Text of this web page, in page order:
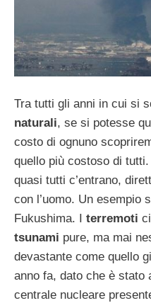
Tra tutti gli anni in cui si
naturali, se si potesse
costo di ognuno
quello più costoso di
quasi tutti c’entrano,
con l’uomo. Un esempio
Fukushima. I terremoti
tsunami pure, ma mai
devastante come quello
anno fa, dato che è stato
centrale nucleare